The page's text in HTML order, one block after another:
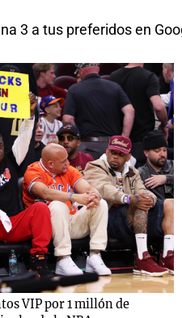
3 a tus preferidos en
VIP por 1 millón de